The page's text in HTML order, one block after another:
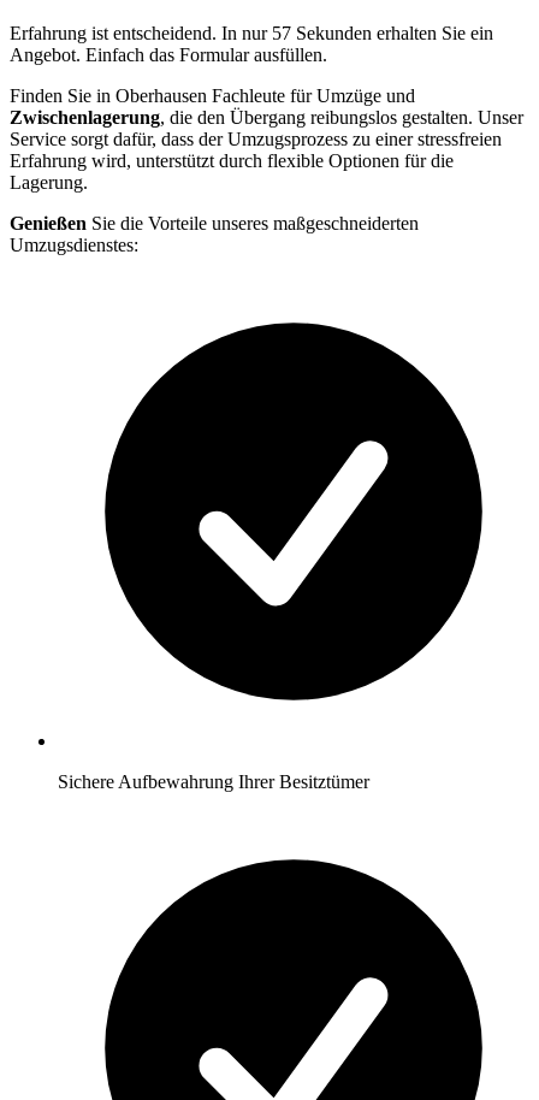
Erfahrung ist entscheidend. In nur 57 Sekunden erhalten Sie ein
Angebot. Einfach das Formular ausfüllen.
Finden Sie in Oberhausen Fachleute für Umzüge und
Zwischenlagerung, die den Übergang reibungslos gestalten. Unser
Service sorgt dafür, dass der Umzugsprozess zu einer stressfreien
Erfahrung wird, unterstützt durch flexible Optionen für die
Lagerung.
Genießen Sie die Vorteile unseres maßgeschneiderten
Umzugsdienstes:
Sichere Aufbewahrung Ihrer Besitztümer